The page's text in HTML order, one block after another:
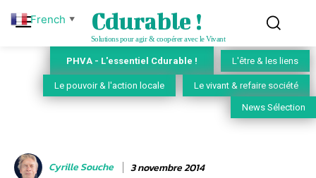
Cdurable !
Solutions pour agir & coopérer avec le Vivant
PHVA - L'essentiel Cdurable ! L'être & les liens
Le pouvoir & l'action locale Le vivant & refaire société
News Sélection
Cyrille Souche 3 novembre 2014
French ▼